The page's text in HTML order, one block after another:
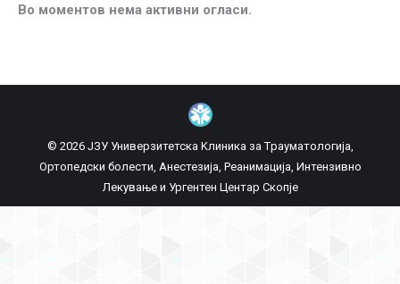
Во моментов нема активни огласи.
© 2026 ЈЗУ Универзитетска Kлиника за Tрауматологија,
Oртопедски болести, Aнестезија, Реанимација, Интензивно
Лекување и Ургентен Центар Скопје